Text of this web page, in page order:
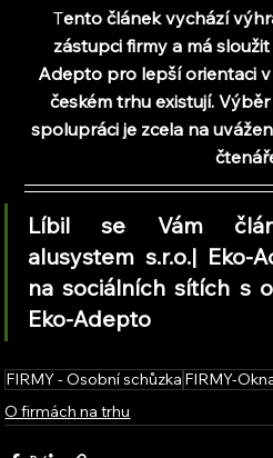
Tento článek vychází
zástupci firmy a má
Adepto pro lepší orientaci
českém trhu existují.
spolupráci je zcela na
Líbil se Vám
alusystem s.r.o.| Eko-
na sociálních sítích s
Eko-Adepto
FIRMY - Osobní schůzka FIRMY-
O firmách na trhu